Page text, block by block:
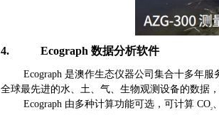
4. Ecograph 数据分析软件
Ecograph 是澳作生态仪器公司集合十多年
全球最先进的水、土、气、生物观测设备的数据
Ecograph 由多种计算功能可选，可计算 CO2、